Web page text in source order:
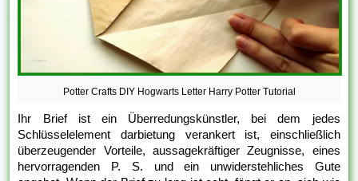
Potter Crafts DIY Hogwarts Letter Harry Potter Tutorial
Ihr Brief ist ein Überredungskünstler, bei dem jedes
Schlüsselelement darbietung verankert ist, einschließlich
überzeugender Vorteile, aussagekräftiger Zeugnisse, eines
hervorragenden P. S. und ein unwiderstehliches Gute